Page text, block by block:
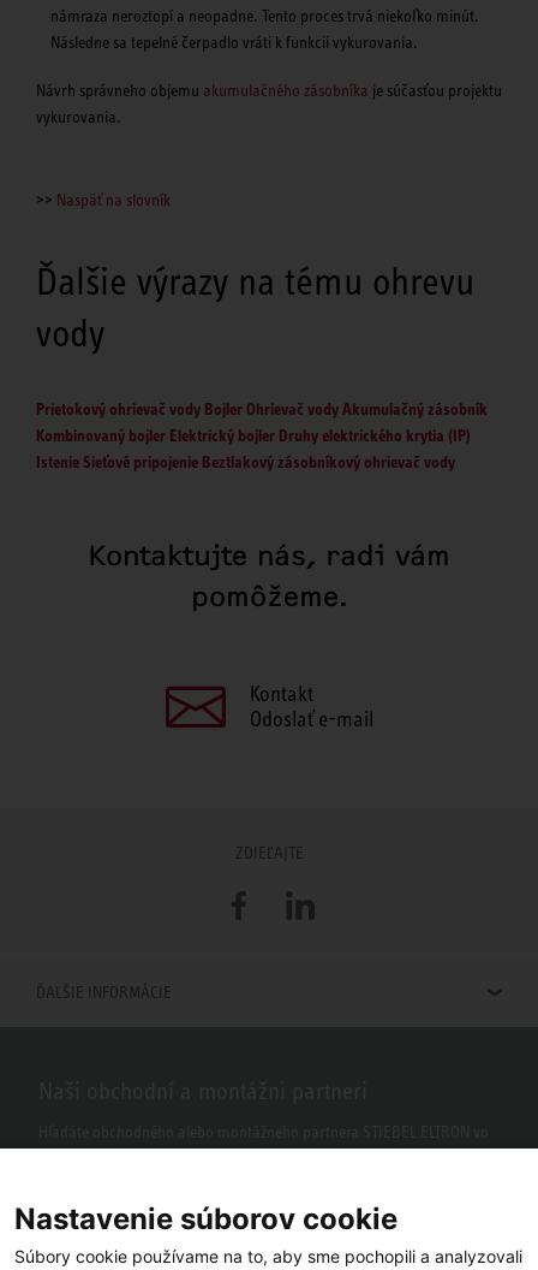
námraza neroztopí a neopadne. Tento proces trvá niekoľko minút.
Následne sa tepelné čerpadlo vráti k funkcii vykurovania.
Návrh správneho objemu akumulačného zásobníka je súčasťou projektu
vykurovania.
>> Naspäť na slovník
Ďalšie výrazy na tému ohrevu
vody
Prietokový ohrievač vody Bojler Ohrievač vodyAkumulačný zásobník
Kombinovaný bojler Elektrický bojler Druhy elektrického krytia (IP)
Istenie Sieťové pripojenie Beztlakový zásobníkový ohrievač vody
Kontaktujte nás, radi vám
pomôžeme.
Kontakt
Odoslať e-mail
ZDIEĽAJTE
FacebookLinkedIn
ĎALŠIE INFORMÁCIE
Nastavenie súborov cookie
Súbory cookie používame na to, aby sme pochopili a analyzovali